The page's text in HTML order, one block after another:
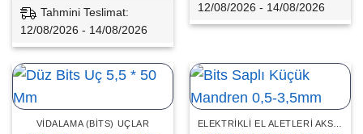
Tahmini Teslimat:
12/08/2026 - 14/08/2026
12/08/2026 - 14/08/2026
VIDALAMA (BITS) UÇLAR